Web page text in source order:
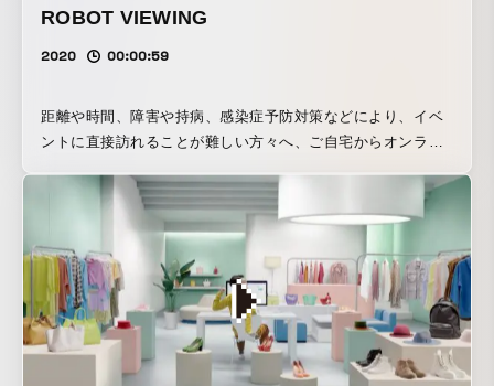
で、繰り返し視聴いただくことを目指しました。
ROBOT VIEWING
2020 00:00:59
距離や時間、障害や持病、感染症予防対策などにより、イベ
ントに直接訪れることが難しい方々へ、ご自宅からオンライ
できるシステム「ROBOT VIEWING」を開発しました。
「ROBOT VIEWING」は、ご家族やお知り合いと一緒に多人
数 (※現状最大5人)でログインし、ビデオチャットをしながら
会場にいるロボットを操作することでイベントを楽しむこと
ができたり、ロボットのスピーカーを通じて現地の人とのコ
ミュニケーションをとることができます。また、オンライン
予約スケジューリング機能を搭載しており、イベントのタイ
ムスケジュール、導入台数に合わせて柔軟にロボットの稼働